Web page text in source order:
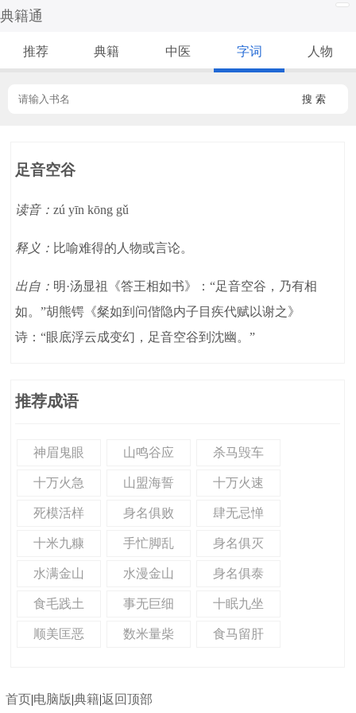
典籍通
推荐 典籍 中医 字词 人物
搜 索
足音空谷
读音：zú yīn kōng gǔ
释义： 比喻难得的人物或言论。
出自： 明·汤显祖《答王相如书》：“足音空谷，乃有相
如。”胡熊锷《粲如到问偕隐内子目疾代赋以谢之》
诗：“眼底浮云成变幻，足音空谷到沈幽。”
推荐成语
神眉鬼眼 山鸣谷应 杀马毁车
十万火急 山盟海誓 十万火速
死模活样 身名俱败 肆无忌惮
十米九糠 手忙脚乱 身名俱灭
水满金山 水漫金山 身名俱泰
食毛践土 事无巨细 十眠九坐
顺美匡恶 数米量柴 食马留肝
首页|电脑版|典籍|返回顶部